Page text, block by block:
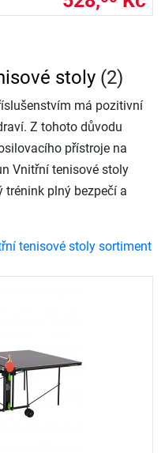
stoly (2)
má pozitivní
Z tohoto důvodu
přístroje na
Vnitřní tenisové stoly
plný bezpečí a
tenisové stoly sortiment